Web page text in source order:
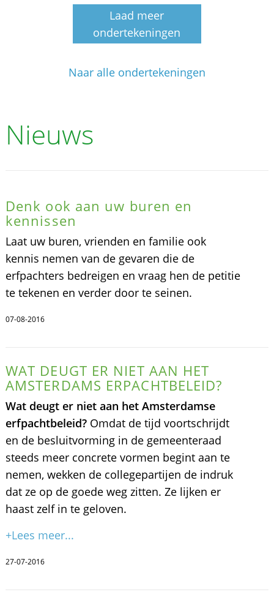
Laad meer
ondertekeningen
Naar alle ondertekeningen
Nieuws
Denk ook aan uw buren en
kennissen
Laat uw buren, vrienden en familie ook
kennis nemen van de gevaren die de
erfpachters bedreigen en vraag hen de petitie
te tekenen en verder door te seinen.
07-08-2016
WAT DEUGT ER NIET AAN HET
AMSTERDAMS ERPACHTBELEID?
Wat deugt er niet aan het Amsterdamse
erfpachtbeleid?Omdat de tijd voortschrijdt
en de besluitvorming in de gemeenteraad
steeds meer concrete vormen begint aan te
nemen, wekken de collegepartijen de indruk
dat ze op de goede weg zitten. Ze lijken er
haast zelf in te geloven.
+Lees meer...
27-07-2016